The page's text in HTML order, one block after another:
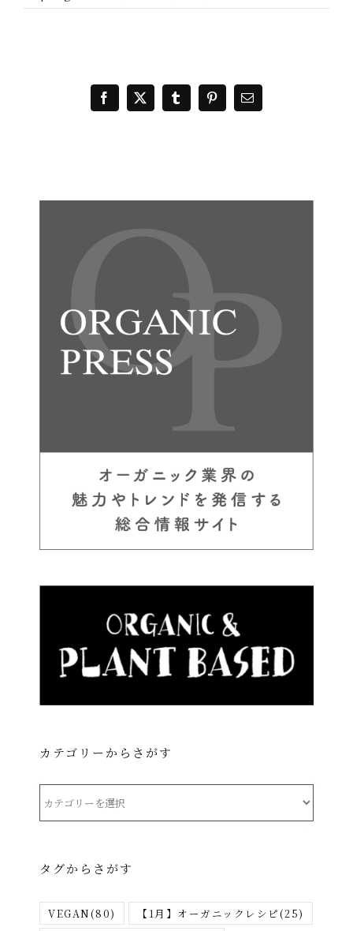
Facebook
X TumblrPinterest
電
カテゴリーからさがす
ー
ら
タグからさがす
VEGAN(80) 【1月】オーガニックレシピ(25)